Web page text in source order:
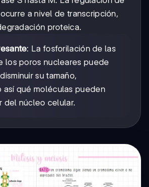
a nivel de transcripción,
proteica.
: La fosforilación de las
los poros nucleares puede
su tamaño,
así qué moléculas pueden
del núcleo celular.